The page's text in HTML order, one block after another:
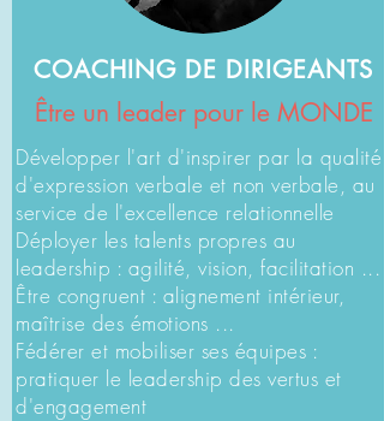
COACHING DE DIRIGEANTS
Être un leader pour le MONDE
Développer l'art d'inspirer par la qualité
d'expression verbale et non verbale, au
service de l'excellence relationnelle
Déployer les talents propres au
leadership : agilité, vision, facilitation ...
Être congruent : alignement intérieur,
maîtrise des émotions ...
Fédérer et mobiliser ses équipes :
pratiquer le leadership des vertus et
d'engagement